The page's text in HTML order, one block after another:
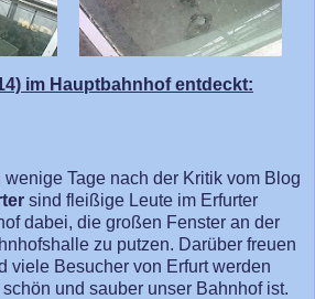
im Hauptbahnhof entdeckt:
wenige Tage nach der Kritik vom Blog
sind fleißige Leute im Erfurter
dabei, die großen Fenster an der
zu putzen. Darüber freuen
viele Besucher von Erfurt werden
und sauber unser Bahnhof ist.